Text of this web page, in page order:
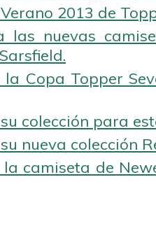
2013 de
las nuevas
Copa Topper
colección para
nueva colección
camiseta de